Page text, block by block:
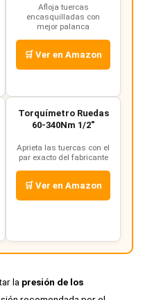
Afloja tuercas
encasquilladas con
mejor palanca
🛒 Ver en Amazon
Torquímetro Ruedas
60-340Nm 1/2"
Aprieta las tuercas con el
par exacto del fabricante
🛒 Ver en Amazon
la presión de los